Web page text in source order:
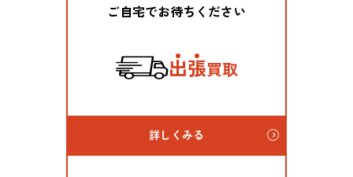
ご自宅でお待ちください
出張買取
詳しくみる